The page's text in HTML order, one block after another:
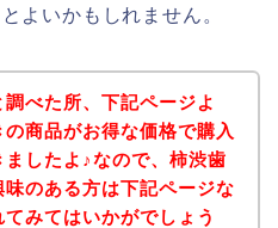
よいかもしれません。
べた所、下記ページよ
の商品がお得な価格で購入
したよ♪なので、柿渋歯
味のある方は下記ページな
みてはいかがでしょう